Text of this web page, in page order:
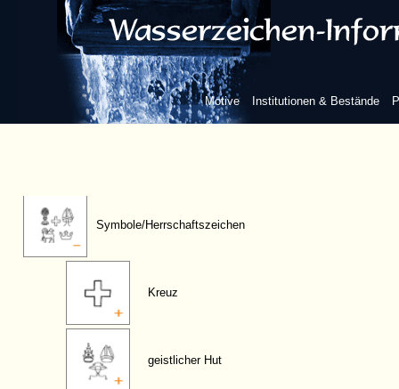
Motive Institutionen & Bestände
Flora
Berge/Himmelskörper
Symbole/Herrschaftszeichen
Kreuz
geistlicher Hut